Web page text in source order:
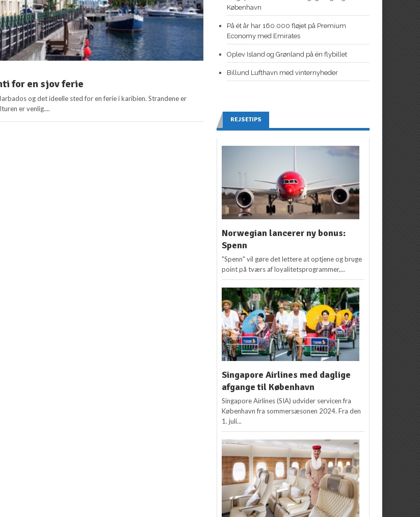
for en sjov ferie
og det ideelle sted for en ferie i karibien. Strandene er
er venlig....
København
På ét år har 160.000 fløjet på Premium
Economy med Emirates
Oplev Island og Grønland på én flybillet
Billund Lufthavn med vinternyheder
REJSETIPS
Norwegian lancerer ny bonus:
Spenn
"Spenn" vil gøre det lettere at optjene og bruge
point på tværs af loyalitetsprogrammer,...
Singapore Airlines med daglige
afgange til København
Singapore Airlines (SIA) udvider servicen fra
København fra sommersæsonen 2024. Fra den
1. juli...